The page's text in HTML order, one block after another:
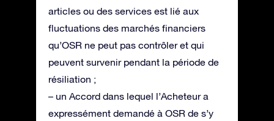
articles ou des services est lié aux
fluctuations des marchés financiers
qu’OSR ne peut pas contrôler et qui
peuvent survenir pendant la période de
résiliation ;
– un Accord dans lequel l’Acheteur a
expressément demandé à OSR de s’y